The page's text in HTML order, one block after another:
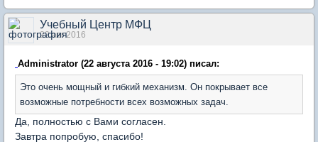
Учебный Центр МФЦ
22 авг 2016
Administrator (22 августа 2016 - 19:02) писал:
Это очень мощный и гибкий механизм. Он покрывает все
возможные потребности всех возможных задач.
Да, полностью с Вами согласен.
Завтра попробую, спасибо!